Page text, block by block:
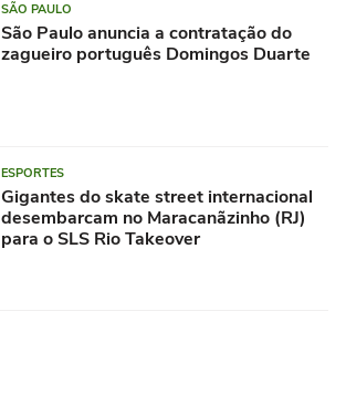
SÃO PAULO
São Paulo anuncia a contratação do
zagueiro português Domingos Duarte
ESPORTES
Gigantes do skate street internacional
desembarcam no Maracanãzinho (RJ)
para o SLS Rio Takeover